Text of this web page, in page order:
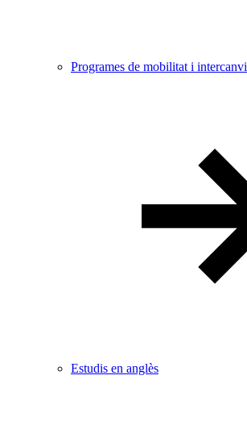
Programes de mobilitat i intercanvi
Estudis en anglès